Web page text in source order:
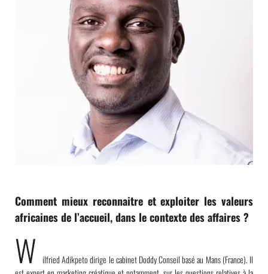
Comment mieux reconnaitre et exploiter les valeurs
africaines de l’accueil, dans le contexte des affaires ?
W ilfried Adikpeto dirige le cabinet Doddy Conseil basé au Mans (France). Il